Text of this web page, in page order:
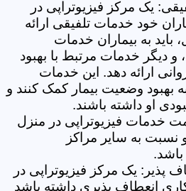
یک مرکز فیزیوتراپی در
خود خدمات تلفیقی ارائه
باید به بیماران خدمات
و دیگر خدمات مرتبط با بهبود
ارائه دهد. این خدمات
بهبود وضعیت بیمار کمک کنند و
او داشته باشند.
خدمات فیزیوتراپی در منزل
نسبت به سایر مراکز
باشد.
پذیر: یک مرکز فیزیوتراپی در
انعطاف پذیری داشته باشد